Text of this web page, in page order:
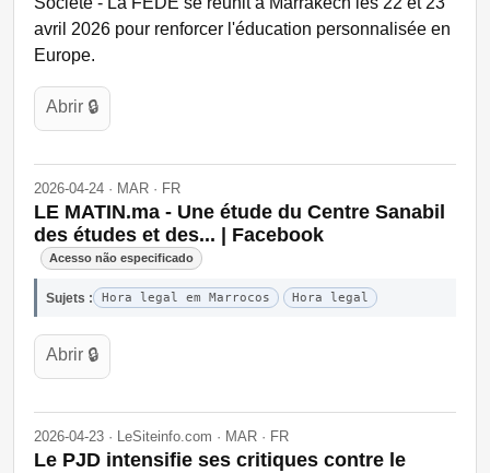
avril 2026 pour renforcer l'éducation personnalisée en
Europe.
Abrir 🔒
2026-04-24 · MAR · FR
LE MATIN.ma - Une étude du Centre Sanabil
des études et des... | Facebook
Acesso não especificado
Sujets : Hora legal em Marrocos Hora legal
Abrir 🔒
2026-04-23 · LeSiteinfo.com · MAR · FR
Le PJD intensifie ses critiques contre le